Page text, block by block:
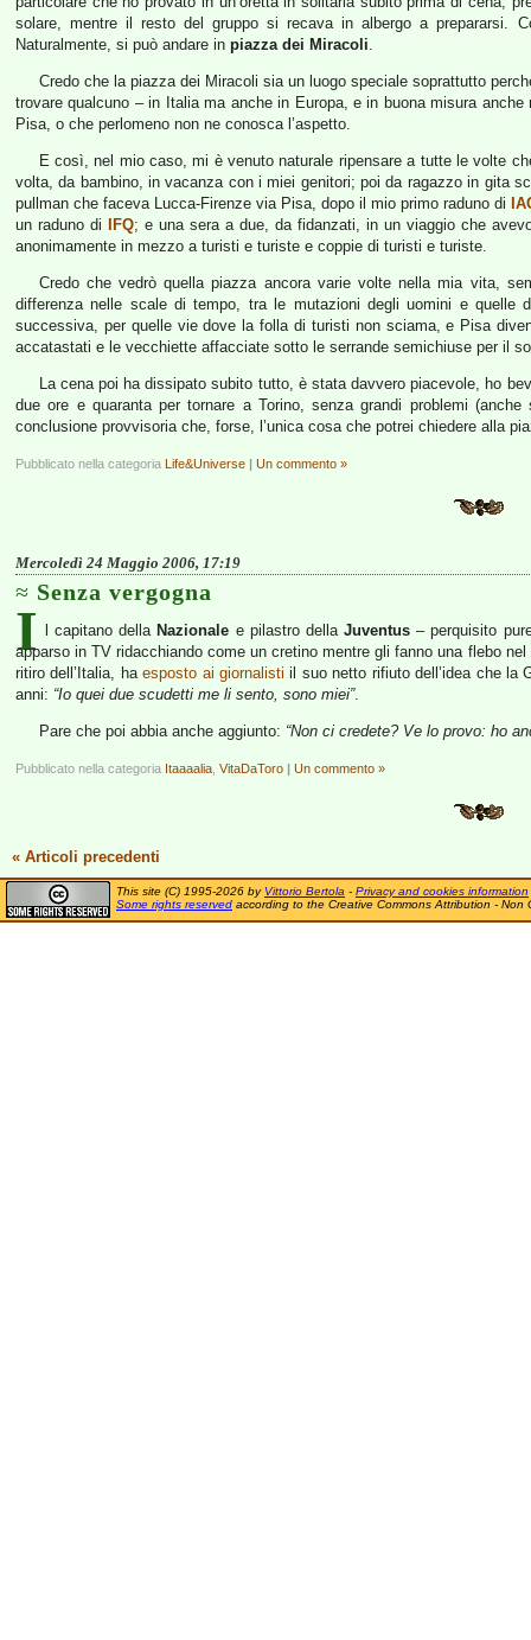
solare, mentre il resto del gruppo si recava in albergo a prepararsi.
Naturalmente, si può andare in piazza dei Miracoli.
Credo che la piazza dei Miracoli sia un luogo speciale soprattutto
trovare qualcuno – in Italia ma anche in Europa, e in buona misura
Pisa, o che perlomeno non ne conosca l’aspetto.
E così, nel mio caso, mi è venuto naturale ripensare a tutte le volte
volta, da bambino, in vacanza con i miei genitori; poi da ragazzo in gita
pullman che faceva Lucca-Firenze via Pisa, dopo il mio primo raduno di
un raduno di
IFQ; e una sera a due, da fidanzati, in un viaggio che
anonimamente in mezzo a turisti e turiste e coppie di turisti e turiste.
Credo che vedrò quella piazza ancora varie volte nella mia vita,
differenza nelle scale di tempo, tra le mutazioni degli uomini e quelle
successiva, per quelle vie dove la folla di turisti non sciama, e Pisa
accatastati e le vecchiette affacciate sotto le serrande semichiuse per il
La cena poi ha dissipato subito tutto, è stata davvero piacevole, ho
due ore e quaranta per tornare a Torino, senza grandi problemi
conclusione provvisoria che, forse, l’unica cosa che potrei chiedere alla
Pubblicato nella categoria Life&Universe | Un commento »
Mercoledì 24 Maggio 2006, 17:19
Senza vergogna
I l capitano della Nazionale e pilastro dellaJuventus – perquisito
apparso in TV ridacchiando come un cretino mentre gli fanno una flebo
ritiro dell’Italia, haesposto ai giornalisti il suo netto rifiuto dell’idea che la
anni: “Io quei due scudetti me li sento, sono miei”.
Pare che poi abbia anche aggiunto: “Non ci credete? Ve lo provo: ho
Pubblicato nella categoria Itaaaalia VitaDaToro | Un commento »
« Articoli precedenti
This site (C) 1995-2026 by Vittorio Bertola - Privacy and cookies information
Some rights reserved according to the Creative Commons Attribution - Non